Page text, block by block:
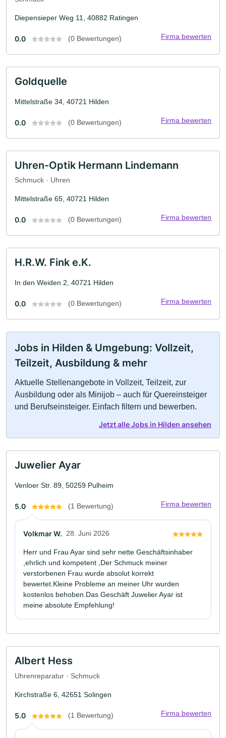
Diepensieper Weg 11, 40882 Ratingen
0.0 (0 Bewertungen) Firma bewerten
Goldquelle
Mittelstraße 34, 40721 Hilden
0.0 (0 Bewertungen) Firma bewerten
Uhren-Optik Hermann Lindemann
Schmuck · Uhren
Mittelstraße 65, 40721 Hilden
0.0 (0 Bewertungen) Firma bewerten
H.R.W. Fink e.K.
In den Weiden 2, 40721 Hilden
0.0 (0 Bewertungen) Firma bewerten
Jobs in Hilden & Umgebung: Vollzeit,
Teilzeit, Ausbildung & mehr
Aktuelle Stellenangebote in Vollzeit, Teilzeit, zur
Ausbildung oder als Minijob – auch für Quereinsteiger
und Berufseinsteiger. Einfach filtern und bewerben.
Jetzt alle Jobs in Hilden ansehen
Juwelier Ayar
Venloer Str. 89, 50259 Pulheim
5.0 (1 Bewertung) Firma bewerten
Volkmar W. 28. Juni 2026
Herr und Frau Ayar sind sehr nette Geschäftsinhaber
,ehrlich und kompetent ,Der Schmuck meiner
verstorbenen Frau wurde absolut korrekt
bewertet.Kleine Probleme an meiner Uhr wurden
kostenlos behoben.Das Geschäft Juwelier Ayar ist
meine absolute Empfehlung!
Albert Hess
Uhrenreparatur · Schmuck
Kirchstraße 6, 42651 Solingen
5.0 (1 Bewertung) Firma bewerten